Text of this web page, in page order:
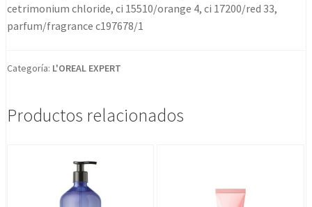
cetrimonium chloride, ci 15510/orange 4, ci 17200/red 33,
parfum/fragrance c197678/1
Categoría: L'OREAL EXPERT
Productos relacionados